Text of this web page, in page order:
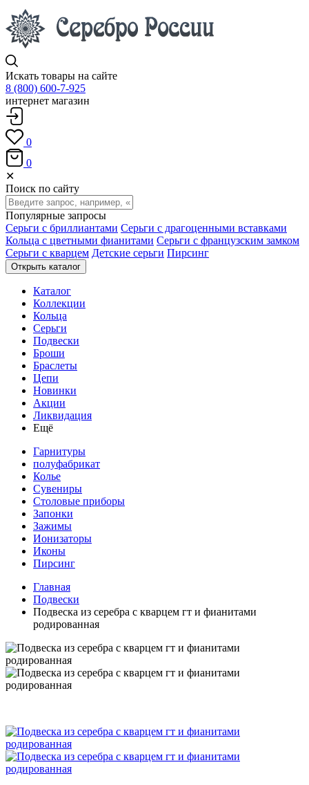
Искать товары на сайте
8 (800) 600-7-925
интернет магазин
0
0
✕
Поиск по сайту
Популярные запросы
Серьги с бриллиантами Серьги с драгоценными вставками
Кольца с цветными фианитами Серьги с французским замком
Серьги с кварцем Детские серьги Пирсинг
Открыть каталог
Каталог
Коллекции
Кольца
Серьги
Подвески
Броши
Браслеты
Цепи
Новинки
Акции
Ликвидация
Ещё
Гарнитуры
полуфабрикат
Колье
Сувениры
Столовые приборы
Запонки
Зажимы
Ионизаторы
Иконы
Пирсинг
Главная
Подвески
Подвеска из серебра с кварцем гт и фианитами
родированная